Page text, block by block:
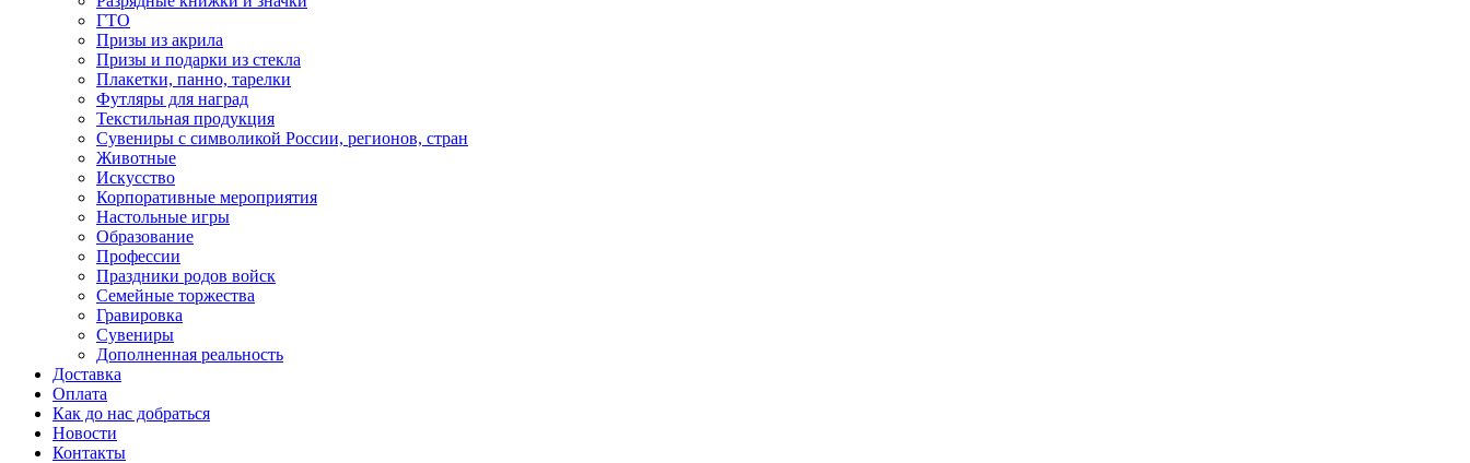
ГТО
Призы из акрила
Призы и подарки из стекла
Плакетки, панно, тарелки
Футляры для наград
Текстильная продукция
Сувениры с символикой России, регионов, стран
Животные
Искусство
Корпоративные мероприятия
Настольные игры
Образование
Профессии
Праздники родов войск
Семейные торжества
Гравировка
Сувениры
Дополненная реальность
Доставка
Оплата
Как до нас добраться
Новости
Контакты